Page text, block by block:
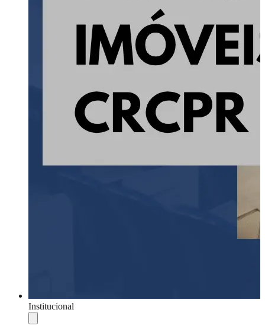
Institucional
Compartilhar